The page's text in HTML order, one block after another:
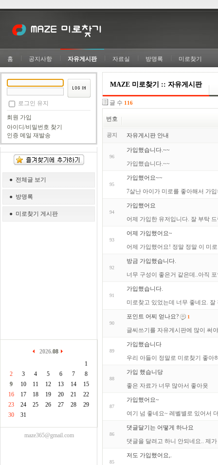
홈 공지사항 자유게시판 자료실 방명록 미로찾기
로그인 유지
회원 가입
아이디/비밀번호 찾기
인증 메일 재발송
● 전체글 보기
● 방명록
● 미로찾기 게시판
2026.08
1
2
3 4 5 6 7
8
9
10 11 12 13 14
15
16
17 18 19 20 21
22
23
24 25 26 27 28
29
30
31
maze365@gmail.com
MAZE 미로찾기 :: 자유게시판
글 수 116
번호
공지 자유게시판 안내
96
가입했습니다.~~
가입했습니다.~~
95
가입했어요~~
7살난 아이가 미로를 좋아해서 가
94
가입했어요
어제 가입한 유저입니다. 잘 부탁
93
어제 가입했어요~
어제 가입했어요! 정말 정말 이 미
92
방금 가입했습니다.
너무 구성이 좋은거 같은데..아직
91
가입했습니다.
미로찾고 있었는데 너무 좋네요. 잘
90
포인트 어찌 얻나요? 1
글씨쓰기를 자유게시판에 많이 써
89
가입했습니다
우리 아들이 정말로 미로찾기 좋아
88
가입 했습니당
좋은 자료가 너무 많아서 좋아욧
87
가입했어요~
여기 넘 좋네요~ 레벨별로 있어서
86
댓글달기는 어떻게 하나요
댓글을 달려고 하니 안되네요.. 제
85
저도 가입했어요,.